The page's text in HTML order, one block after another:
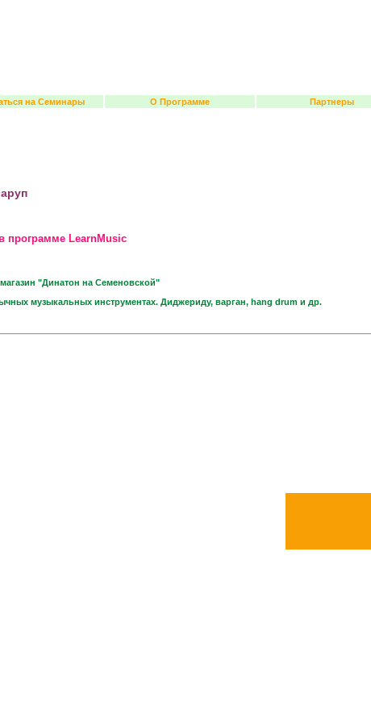
на Семинары О Программе Партнеры
программе LearnMusic
"Динатон на Семеновской"
музыкальных инструментах. Диджериду, варган, hang drum и др.